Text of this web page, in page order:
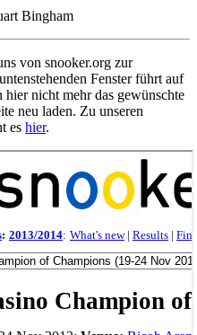
Bingham
von snooker.org zur
Fenster führt auf
nicht mehr das gewünschte
neu laden. Zu unseren
es hier.